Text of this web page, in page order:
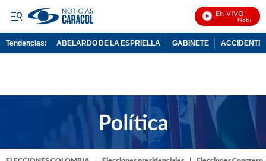
EN VIVO
Noticias
Tendencias: ABELARDO DE LA ESPRIELLA GABINETE ACCIDENTE